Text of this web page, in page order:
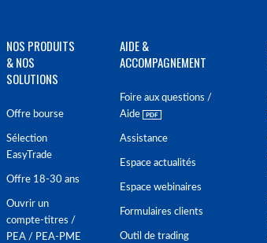
NOS PRODUITS
& NOS
SOLUTIONS
Offre bourse
Sélection
EasyTrade
Offre 18-30 ans
Ouvrir un
compte-titres /
PEA / PEA-PME
AIDE &
ACCOMPAGNEMENT
Foire aux questions /
Aide
Assistance
Espace actualités
Espace webinaires
Formulaires clients
Outil de trading